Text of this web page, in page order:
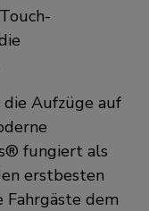
Aufzüge auf
fungiert als
erstbesten
Fahrgäste dem